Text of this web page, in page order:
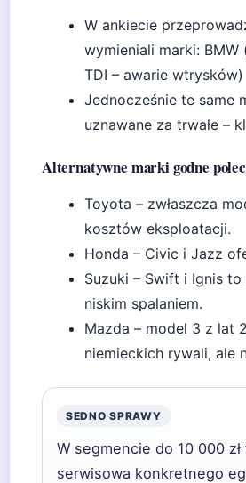
W ankiecie
wymieniali marki:
TDI – awarie
Jednocześnie te same
uznawane za trwałe –
Alternatywne marki godne
Toyota – zwłaszcza
kosztów eksploatacji.
Honda – Civic i Jazz
Suzuki – Swift i Ignis
niskim spalaniem.
Mazda – model 3 z lat
niemieckich rywali, ale
SEDNO SPRAWY
W segmencie do 10 000
serwisowa konkretnego